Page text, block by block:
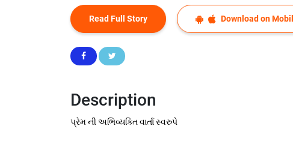
Read Full Story Download on
Description
પ્રેમ ની અભિવ્યક્તિ વાર્તા સ્વરુપે